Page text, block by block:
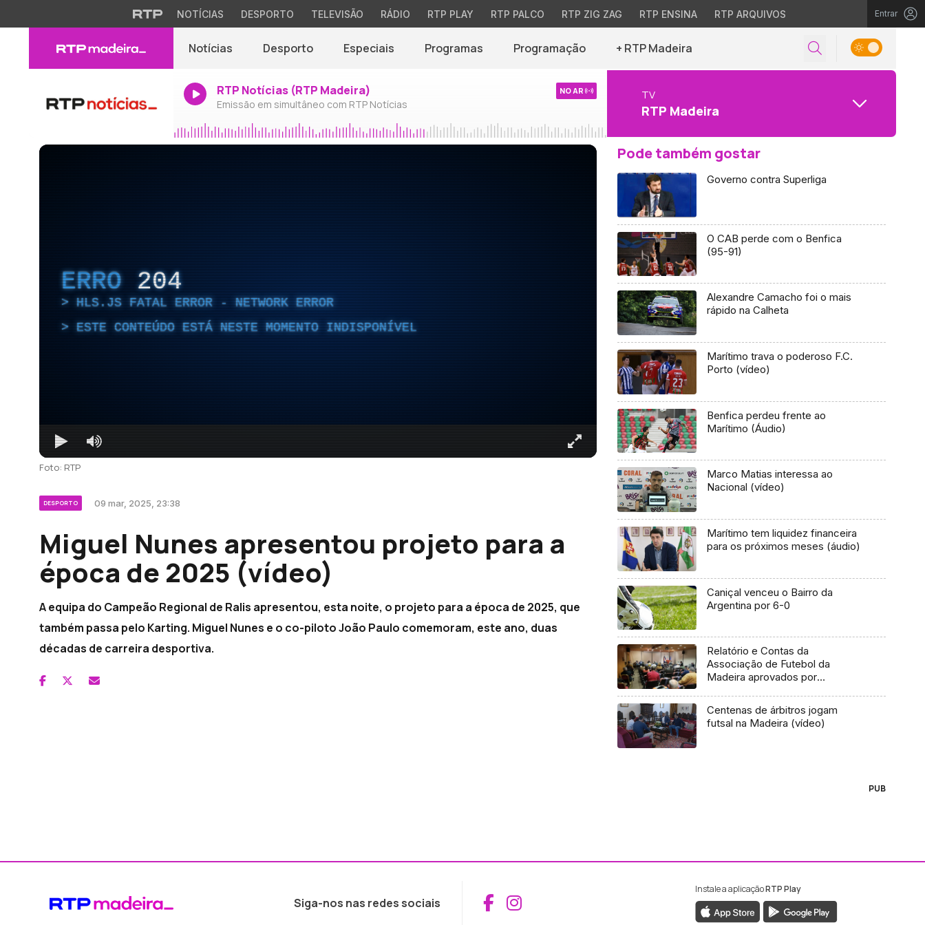
NOTÍCIAS DESPORTO TELEVISÃO RÁDIO RTP PLAY RTP PALCO RTP ZIG ZAG RTP ENSINA RTP ARQUIVOS Entrar
Notícias Desporto Especiais Programas Programação + RTP Madeira
RTP Notícias (RTP Madeira)
Emissão em simultâneo com RTP Notícias
NO AR TV
RTP Madeira
ERRO 204
HLS.JS FATAL ERROR - NETWORK ERROR
ESTE CONTEÚDO ESTÁ NESTE MOMENTO INDISPONÍVEL
Foto: RTP
DESPORTO 09 mar, 2025, 23:38
Miguel Nunes apresentou projeto para a
época de 2025 (vídeo)
A equipa do Campeão Regional de Ralis apresentou, esta noite, o projeto para a época de 2025, que
também passa pelo Karting. Miguel Nunes e o co-piloto João Paulo comemoram, este ano, duas
décadas de carreira desportiva.
Pode também gostar
Governo contra Superliga
O CAB perde com o Benfica
(95-91)
Alexandre Camacho foi o mais
rápido na Calheta
Marítimo trava o poderoso F.C.
Porto (vídeo)
Benfica perdeu frente ao
Marítimo (Áudio)
Marco Matias interessa ao
Nacional (vídeo)
Marítimo tem liquidez financeira
para os próximos meses (áudio)
Caniçal venceu o Bairro da
Argentina por 6-0
Relatório e Contas da
Associação de Futebol da
Madeira aprovados por
Centenas de árbitros jogam
futsal na Madeira (vídeo)
PUB
Siga-nos nas redes sociais Aceder ao Facebook da RTP Madeira
Aceder ao Instagram da RTP Madeira
Instale a aplicaçãoRTP Play